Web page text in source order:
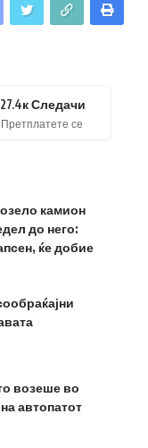
27.4кСледачи
Претплатете се
камион
до него:
ќе добие
возеше во
автопатот